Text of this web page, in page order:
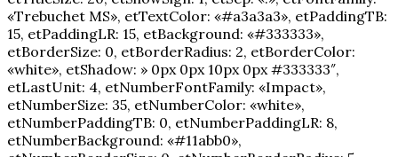
«Trebuchet MS», etTextColor: «#a3a3a3», etPaddingTB:
15, etPaddingLR: 15, etBackground: «#333333»,
etBorderSize: 0, etBorderRadius: 2, etBorderColor:
«white», etShadow: » 0px 0px 10px 0px #333333″,
etLastUnit: 4, etNumberFontFamily: «Impact»,
etNumberSize: 35, etNumberColor: «white»,
etNumberPaddingTB: 0, etNumberPaddingLR: 8,
etNumberBackground: «#11abb0»,